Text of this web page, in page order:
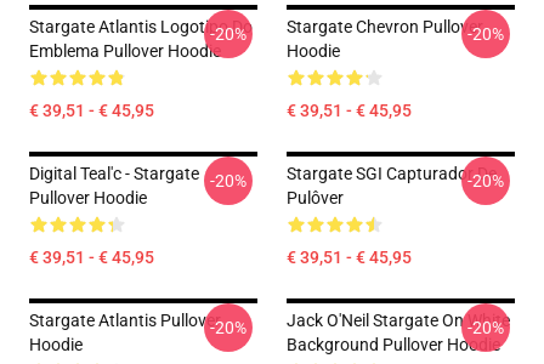
Stargate Atlantis Logotipo Do
Emblema Pullover Hoodie
€ 39,51 - € 45,95
-20%
Stargate Chevron Pullover
Hoodie
€ 39,51 - € 45,95
-20%
Digital Teal'c - Stargate
Pullover Hoodie
€ 39,51 - € 45,95
-20%
Stargate SGI Capturador De
Pulôver
€ 39,51 - € 45,95
-20%
Stargate Atlantis Pullover
Hoodie
-20%
Jack O'Neil Stargate On White
Background Pullover Hoodie
-20%